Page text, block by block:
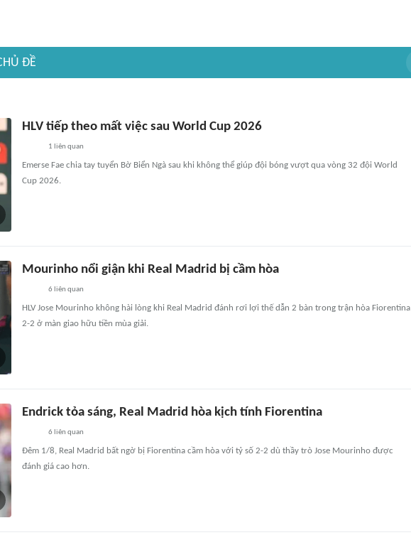
ĐỀ
HLV tiếp theo mất việc sau World Cup 2026
1 liên quan
Emerse Fae chia tay tuyển Bờ Biển Ngà sau khi không thể giúp đội bóng vượt qua vòng 32 đội World
Cup 2026.
Mourinho nổi giận khi Real Madrid bị cầm hòa
6 liên quan
HLV Jose Mourinho không hài lòng khi Real Madrid đánh rơi lợi thế dẫn 2 bàn trong trận hòa Fiorentina
2-2 ở màn giao hữu tiền mùa giải.
Endrick tỏa sáng, Real Madrid hòa kịch tính Fiorentina
6 liên quan
Đêm 1/8, Real Madrid bất ngờ bị Fiorentina cầm hòa với tỷ số 2-2 dù thầy trò Jose Mourinho được
đánh giá cao hơn.